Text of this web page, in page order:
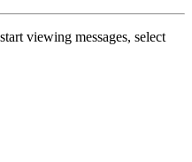
viewing messages, select